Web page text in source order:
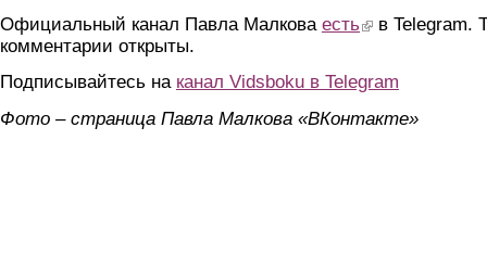
Официальный канал Павла Малкова есть (link is external)
в Telegram.
комментарии открыты.
Подписывайтесь на канал Vidsboku в Telegram
Фото – страница Павла Малкова «ВКонтакте»